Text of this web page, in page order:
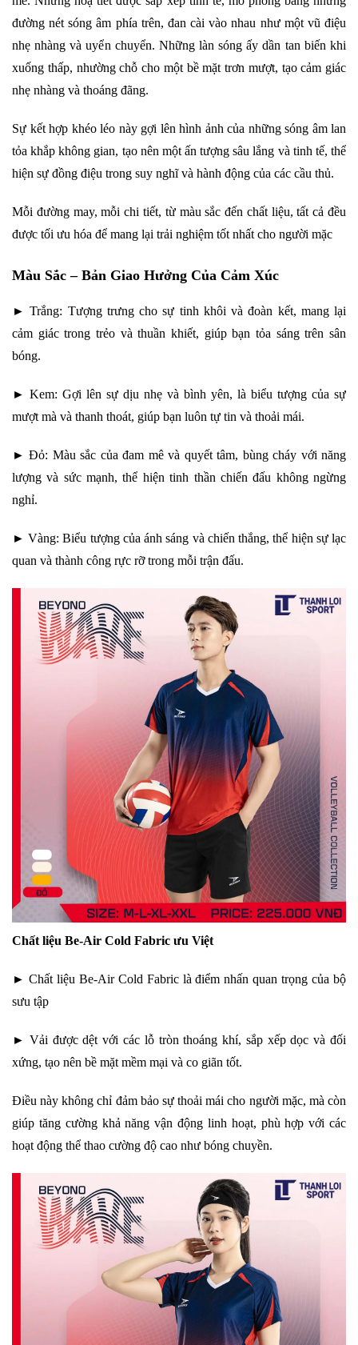
đường nét sóng âm phía trên, đan cài vào nhau như một vũ điệu
nhẹ nhàng và uyển chuyển. Những làn sóng ấy dần tan biến khi
xuống thấp, nhường chỗ cho một bề mặt trơn mượt, tạo cảm giác
nhẹ nhàng và thoáng đãng.
Sự kết hợp khéo léo này gợi lên hình ảnh của những sóng âm lan
tỏa khắp không gian, tạo nên một ấn tượng sâu lắng và tinh tế, thể
hiện sự đồng điệu trong suy nghĩ và hành động của các cầu thủ.
Mỗi đường may, mỗi chi tiết, từ màu sắc đến chất liệu, tất cả đều
được tối ưu hóa để mang lại trải nghiệm tốt nhất cho người mặc
Màu Sắc – Bản Giao Hưởng Của Cảm Xúc
► Trắng: Tượng trưng cho sự tinh khôi và đoàn kết, mang lại
cảm giác trong trẻo và thuần khiết, giúp bạn tỏa sáng trên sân
bóng.
► Kem: Gợi lên sự dịu nhẹ và bình yên, là biểu tượng của sự
mượt mà và thanh thoát, giúp bạn luôn tự tin và thoải mái.
► Đỏ: Màu sắc của đam mê và quyết tâm, bùng cháy với năng
lượng và sức mạnh, thể hiện tinh thần chiến đấu không ngừng
nghỉ.
► Vàng: Biểu tượng của ánh sáng và chiến thắng, thể hiện sự lạc
quan và thành công rực rỡ trong mỗi trận đấu.
Chất liệu Be-Air Cold Fabric ưu Việt
► Chất liệu Be-Air Cold Fabric là điểm nhấn quan trọng của bộ
sưu tập
► Vải được dệt với các lỗ tròn thoáng khí, sắp xếp dọc và đối
xứng, tạo nên bề mặt mềm mại và co giãn tốt.
Điều này không chỉ đảm bảo sự thoải mái cho người mặc, mà còn
giúp tăng cường khả năng vận động linh hoạt, phù hợp với các
hoạt động thể thao cường độ cao như bóng chuyền.